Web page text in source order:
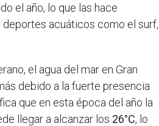
el año, lo que las hace
acuáticos como el surf,
el agua del mar en Gran
debido a la fuerte presencia
que en esta época del año la
llegar a alcanzar los 26°C, lo